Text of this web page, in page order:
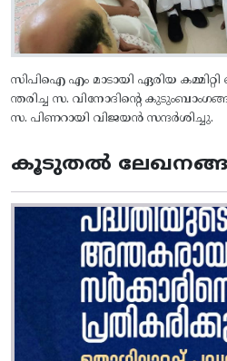
സിപിഐ എം മാടായി ഏരിയ കമ്മിറ്റി
ന്തരിച്ച സ. വിനോദിന്റെ
സ. പിണറായി വിജയൻ സന്ദർശിച്ചു.
കൂടുതൽ